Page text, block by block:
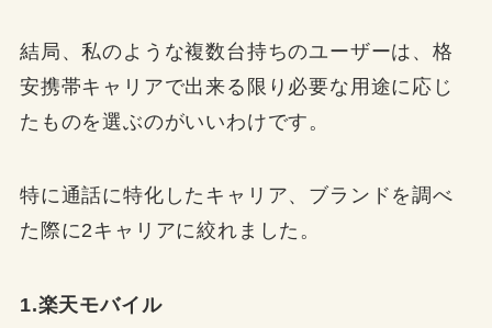
結局、私のような複数台持ちのユーザーは、格
安携帯キャリアで出来る限り必要な用途に応じ
たものを選ぶのがいいわけです。
特に通話に特化したキャリア、ブランドを調べ
た際に2キャリアに絞れました。
1.楽天モバイル